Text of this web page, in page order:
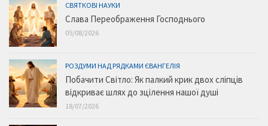
СВЯТКОВІ НАУКИ
Слава Переображення Господнього
05/08/2026
РОЗДУМИ НАД РЯДКАМИ ЄВАНГЕЛІЯ
Побачити Світло: Як палкий крик двох сліпців
відкриває шлях до зцілення нашої душі
18/07/2026